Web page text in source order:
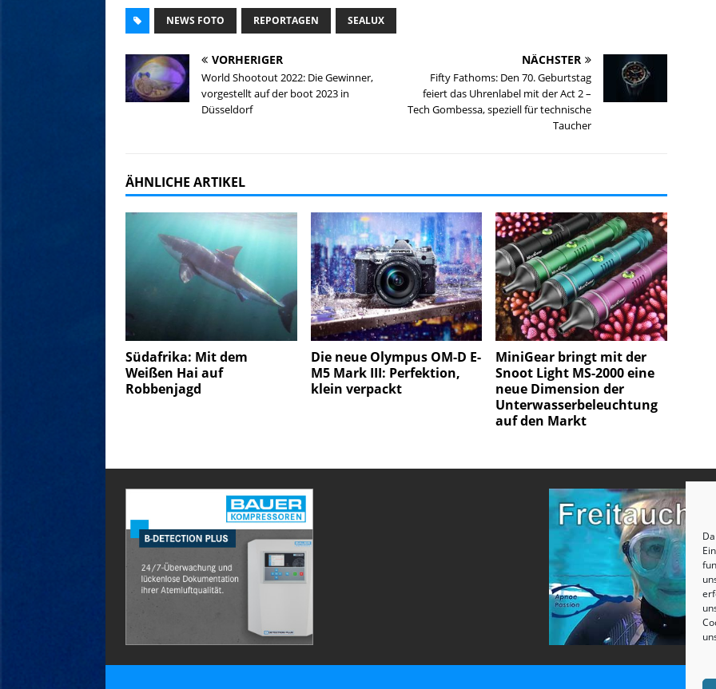
NEWS FOTO REPORTAGEN SEALUX
VORHERIGER
World Shootout 2022: Die Gewinner,
vorgestellt auf der boot 2023 in
Düsseldorf
NÄCHSTER
Fifty Fathoms: Den 70. Geburtstag
feiert das Uhrenlabel mit der Act 2 –
Tech Gombessa, speziell für technische
Taucher
ÄHNLICHE ARTIKEL
Südafrika: Mit dem
Weißen Hai auf
Robbenjagd
Die neue Olympus OM-D E-
M5 Mark III: Perfektion,
klein verpackt
MiniGear bringt mit der
Snoot Light MS-2000 eine
neue Dimension der
Unterwasserbeleuchtung
auf den Markt